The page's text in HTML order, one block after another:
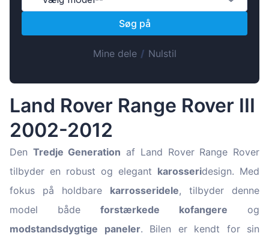
Lietuvių
Slovenian
Latvian
Søg på
Mine dele/ Nulstil
Land Rover Range Rover III
2002-2012
Den Tredje Generation af Land Rover Range Rover
tilbyder en robust og elegant karosseridesign. Med
fokus på holdbare karrosseridele, tilbyder denne
model både forstærkede kofangere og
modstandsdygtige paneler. Bilen er kendt for sin